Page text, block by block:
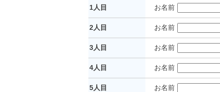
1人目 お名前
2人目 お名前
3人目 お名前
4人目 お名前
5人目 お名前